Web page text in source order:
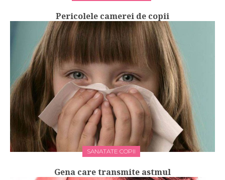
Pericolele camerei de copii
SANATATE COPII
Gena care transmite astmul